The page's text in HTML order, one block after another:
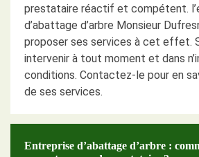
prestataire réactif et compétent.
d’abattage d’arbre Monsieur
proposer ses services à cet effet.
intervenir à tout moment et dans
conditions. Contactez-le pour en
de ses services.
Entreprise d’abattage d’arbre :